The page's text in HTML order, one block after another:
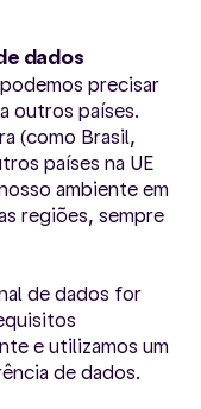
dados
precisar
outros países.
(como Brasil,
países na UE
ambiente em
regiões, sempre
de dados for
e utilizamos um
de dados.